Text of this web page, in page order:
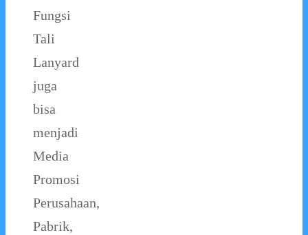
Fungsi
Tali
Lanyard
juga
bisa
menjadi
Media
Promosi
Perusahaan,
Pabrik,